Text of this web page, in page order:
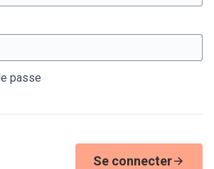
obligatoire
passe
Se connecter